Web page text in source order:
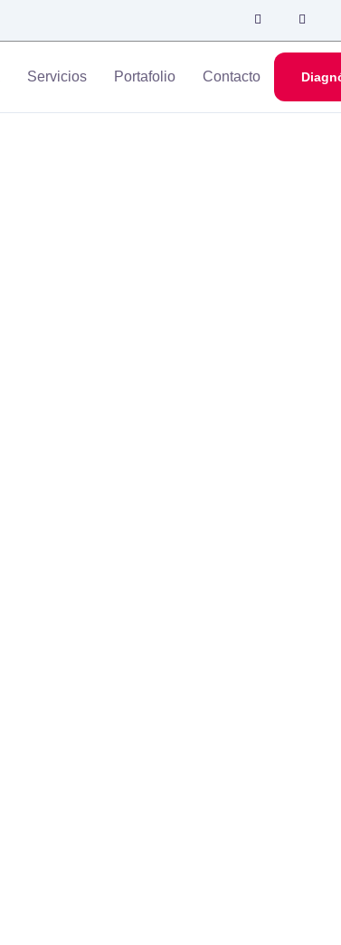
Servicios Portafolio Contacto